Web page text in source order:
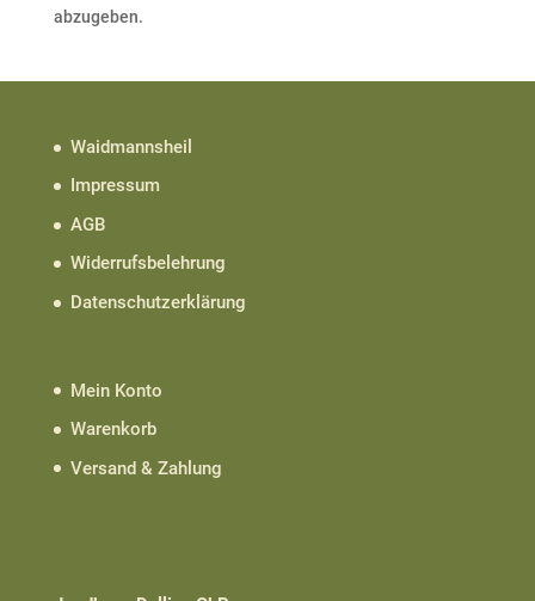
abzugeben.
Waidmannsheil
Impressum
AGB
Widerrufsbelehrung
Datenschutzerklärung
Mein Konto
Warenkorb
Versand & Zahlung